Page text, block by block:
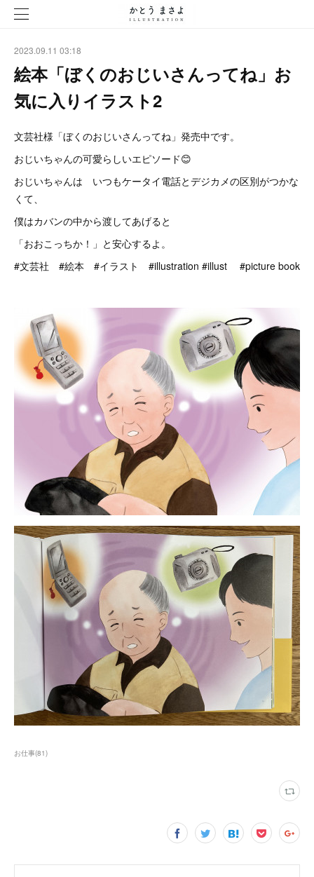
2023.09.11 03:18
絵本「ぼくのおじいさんってね」お
気に入りイラスト2
文芸社様「ぼくのおじいさんってね」発売中です。
おじいちゃんの可愛らしいエピソード😊
おじいちゃんは いつもケータイ電話とデジカメの区別がつかな
くて、
僕はカバンの中から渡してあげると
「おおこっちか！」と安心するよ。
#文芸社 #絵本 #イラスト #illustration #illust #picture book
お仕事(81)